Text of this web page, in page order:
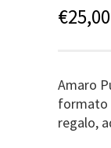
€25,00
Amaro
formato
regalo,